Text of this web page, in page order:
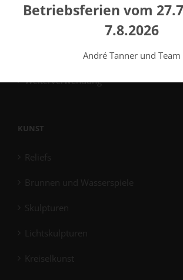
Reinigung
Grabgestaltungen
Weiterverwendung
KUNST
Reliefs
Brunnen und Wasserspiele
Skulpturen
Lichtskulpturen
Kreiselkunst
Betriebsferien vom
7.8.2026
André Tanner und Team